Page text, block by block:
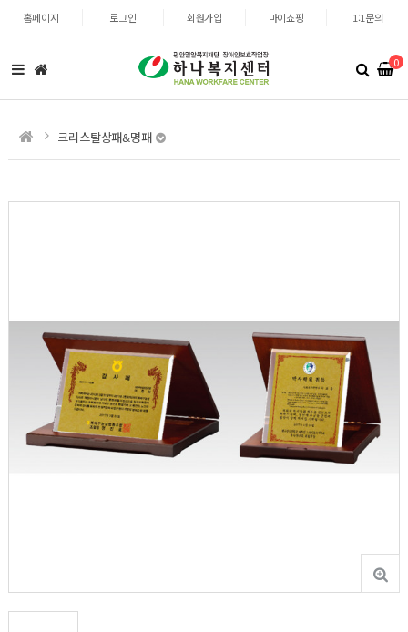
홈페이지 로그인 회원가입 마이쇼핑 1:1문의
0
크리스탈상패&명패